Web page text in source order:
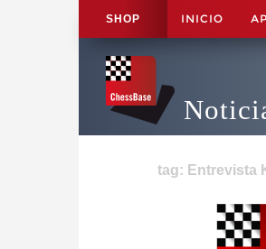
SHOP INICIO
tag: Entrevista